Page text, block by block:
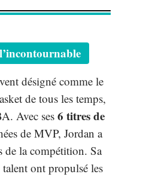
désigné comme le
de tous les temps,
Avec ses6 titres de
de MVP, Jordan a
de la compétition. Sa
ont propulsé les